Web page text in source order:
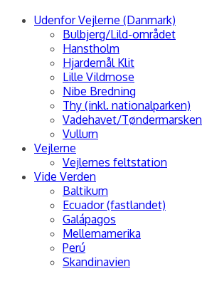
Udenfor Vejlerne (Danmark)
Bulbjerg/Lild-området
Hanstholm
Hjardemål Klit
Lille Vildmose
Nibe Bredning
Thy (inkl. nationalparken)
Vadehavet/Tøndermarsken
Vullum
Vejlerne
Vejlernes feltstation
Vide Verden
Baltikum
Ecuador (fastlandet)
Galápagos
Mellemamerika
Perú
Skandinavien